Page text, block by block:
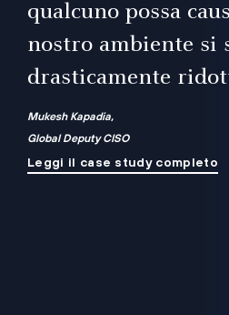
qualcuno possa
nostro ambiente si
drasticamente
Mukesh Kapadia,
Global Deputy CISO
Leggi il case study completo